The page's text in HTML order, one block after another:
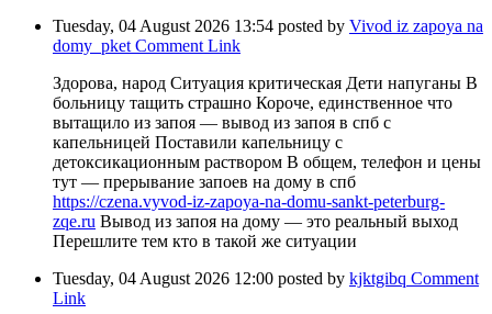
Tuesday, 04 August 2026 13:54 posted by Vivod iz zapoya na
domy_pket Comment Link
Здорова, народ Ситуация критическая Дети напуганы В
больницу тащить страшно Короче, единственное что
вытащило из запоя — вывод из запоя в спб с
капельницей Поставили капельницу с
детоксикационным раствором В общем, телефон и цены
тут — прерывание запоев на дому в спб
https://czena.vyvod-iz-zapoya-na-domu-sankt-peterburg-
zqe.ru Вывод из запоя на дому — это реальный выход
Перешлите тем кто в такой же ситуации
Tuesday, 04 August 2026 12:00 posted by kjktgibq Comment
Link